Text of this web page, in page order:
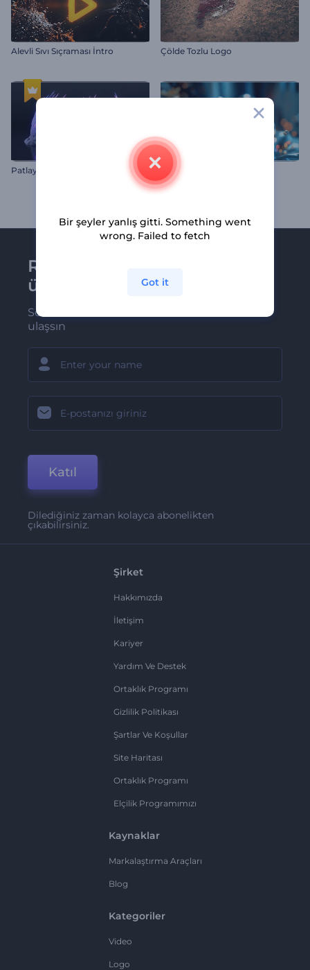
Alevli Sıvı Sıçraması İntro Çölde Tozlu Logo
Patlayan Duman Logo Gösterimi Sıvı Top Füzyonu Girişi
Renderforest bültenine
üye olun
Son haber ve tekliflerimiz ilk olarak size
ulaşsın
Katıl
Dilediğiniz zaman kolayca abonelikten
çıkabilirsiniz.
Şirket
Hakkımızda
İletişim
Kariyer
Yardım Ve Destek
Ortaklık Programı
Gizlilik Politikası
Şartlar Ve Koşullar
Site Haritası
Ortaklık Programı
Elçilik Programımızı
Kaynaklar
Markalaştırma Araçları
Blog
Kategoriler
Video
Logo
Bir şeyler yanlış gitti. Something went
wrong. Failed to fetch
Got it